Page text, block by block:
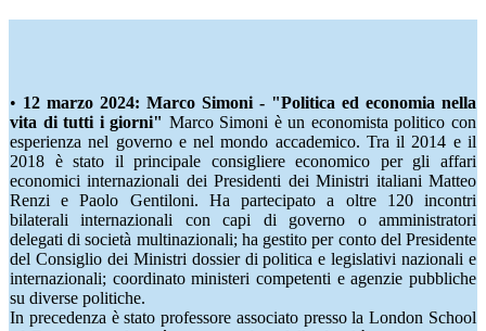
• 12 marzo 2024: Marco Simoni - "Politica ed economia nella
vita di tutti i giorni" Marco Simoni è un economista politico con
esperienza nel governo e nel mondo accademico. Tra il 2014 e il
2018 è stato il principale consigliere economico per gli affari
economici internazionali dei Presidenti dei Ministri italiani Matteo
Renzi e Paolo Gentiloni. Ha partecipato a oltre 120 incontri
bilaterali internazionali con capi di governo o amministratori
delegati di società multinazionali; ha gestito per conto del Presidente
del Consiglio dei Ministri dossier di politica e legislativi nazionali e
internazionali; coordinato ministeri competenti e agenzie pubbliche
su diverse politiche.
In precedenza è stato professore associato presso la London School